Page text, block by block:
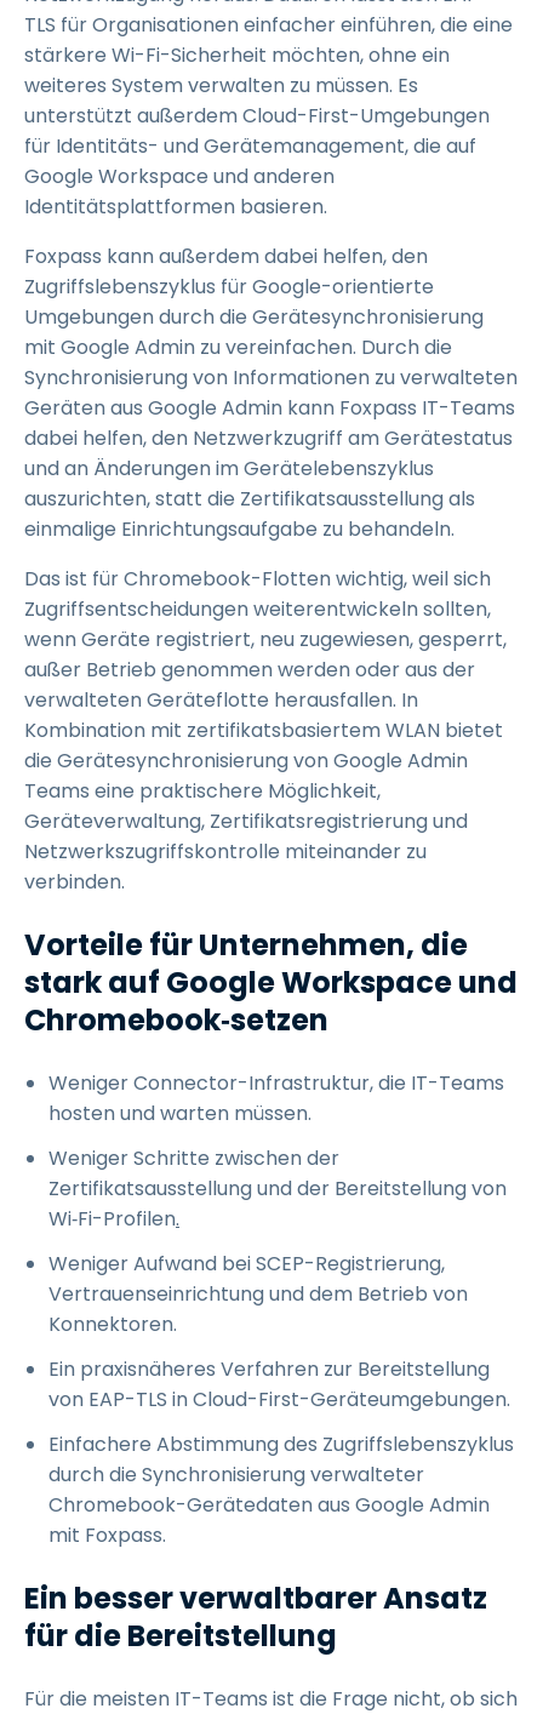
TLS für Organisationen einfacher einführen, die eine
stärkere Wi-Fi-Sicherheit möchten, ohne ein
weiteres System verwalten zu müssen. Es
unterstützt außerdem Cloud-First-Umgebungen
für Identitäts- und Gerätemanagement, die auf
Google Workspace und anderen
Identitätsplattformen basieren.
Foxpass kann außerdem dabei helfen, den
Zugriffslebenszyklus für Google-orientierte
Umgebungen durch die Gerätesynchronisierung
mit Google Admin zu vereinfachen. Durch die
Synchronisierung von Informationen zu verwalteten
Geräten aus Google Admin kann Foxpass IT-Teams
dabei helfen, den Netzwerkzugriff am Gerätestatus
und an Änderungen im Gerätelebenszyklus
auszurichten, statt die Zertifikatsausstellung als
einmalige Einrichtungsaufgabe zu behandeln.
Das ist für Chromebook-Flotten wichtig, weil sich
Zugriffsentscheidungen weiterentwickeln sollten,
wenn Geräte registriert, neu zugewiesen, gesperrt,
außer Betrieb genommen werden oder aus der
verwalteten Geräteflotte herausfallen. In
Kombination mit zertifikatsbasiertem WLAN bietet
die Gerätesynchronisierung von Google Admin
Teams eine praktischere Möglichkeit,
Geräteverwaltung, Zertifikatsregistrierung und
Netzwerkszugriffskontrolle miteinander zu
verbinden.
Vorteile für Unternehmen, die
stark auf Google Workspace und
Chromebook‑setzen
Weniger Connector-Infrastruktur, die IT-Teams
hosten und warten müssen.
Weniger Schritte zwischen der
Zertifikatsausstellung und der Bereitstellung von
Wi‑Fi-Profilen.
Weniger Aufwand bei SCEP-Registrierung,
Vertrauenseinrichtung und dem Betrieb von
Konnektoren.
Ein praxisnäheres Verfahren zur Bereitstellung
von EAP-TLS in Cloud-First-Geräteumgebungen.
Einfachere Abstimmung des Zugriffslebenszyklus
durch die Synchronisierung verwalteter
Chromebook-Gerätedaten aus Google Admin
mit Foxpass.
Ein besser verwaltbarer Ansatz
für die Bereitstellung
Für die meisten IT-Teams ist die Frage nicht, ob sich